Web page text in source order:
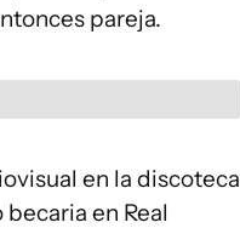
pareja.
en la discoteca
en Real